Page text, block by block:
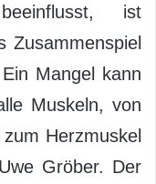
ist
Zusammenspiel
Mangel kann
Muskeln, von
Herzmuskel
Gröber. Der